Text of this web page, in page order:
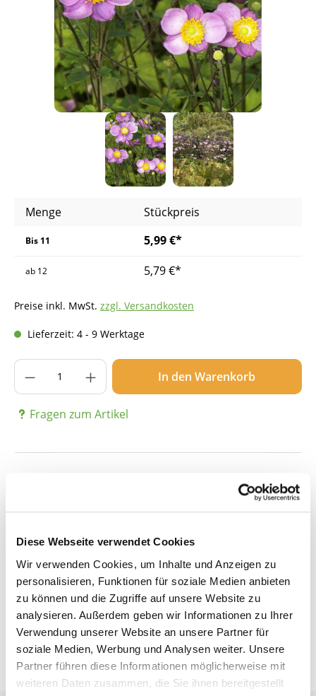
Diese Webseite verwendet Cookies
Wir verwenden Cookies, um Inhalte und Anzeigen zu
personalisieren, Funktionen für soziale Medien anbieten
zu können und die Zugriffe auf unsere Website zu
analysieren. Außerdem geben wir Informationen zu Ihrer
Verwendung unserer Website an unsere Partner für
soziale Medien, Werbung und Analysen weiter. Unsere
Partner führen diese Informationen möglicherweise mit
weiteren Daten zusammen, die Sie ihnen bereitgestellt
Menge Stückpreis
Bis 11 5,99 €*
ab 12 5,79 €*
Preise inkl. MwSt. zzgl. Versandkosten
Lieferzeit: 4 - 9 Werktage
Produkt Anzahl: Gib den gewünschten
In den Warenkorb
Fragen zum Artikel
Bewertungen